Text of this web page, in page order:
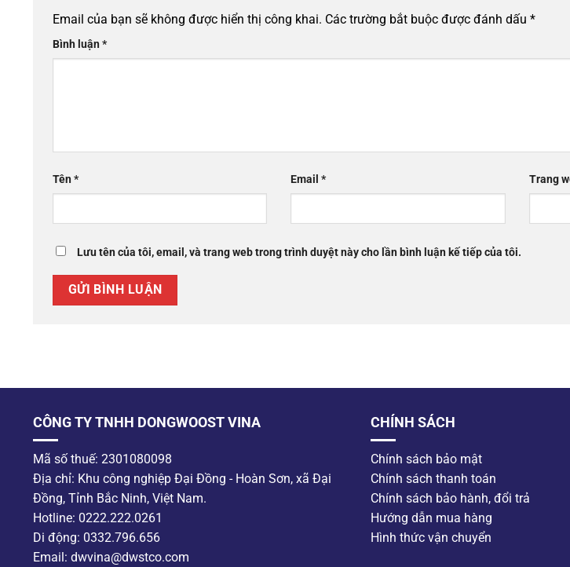
Email của bạn sẽ không được hiển thị công khai. Các trường bắt buộc được đánh dấu *
Bình luận*
Tên* Email* Trang
Lưu tên của tôi, email, và trang web trong trình duyệt này cho lần bình luận kế tiếp của tôi.
CÔNG TY TNHH DONGWOOST VINA
Mã số thuế: 2301080098
Địa chỉ: Khu công nghiệp Đại Đồng - Hoàn Sơn, xã Đại
Đồng, Tỉnh Bắc Ninh, Việt Nam.
Hotline: 0222.222.0261
Di động: 0332.796.656
Email: dwvina@dwstco.com
CHÍNH SÁCH
Chính sách bảo mật
Chính sách thanh toán
Chính sách bảo hành, đổi trả
Hướng dẫn mua hàng
Hình thức vận chuyển